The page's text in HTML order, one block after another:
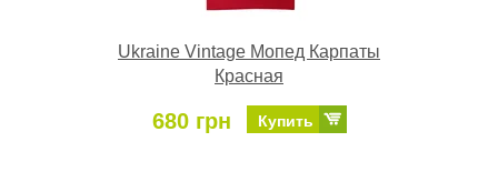
Ukraine Vintage Мопед Карпаты
Красная
680 грн Купить